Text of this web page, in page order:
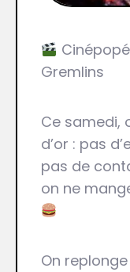
Gremlins
Ce samedi,
d’or : pas
pas de
on ne
On